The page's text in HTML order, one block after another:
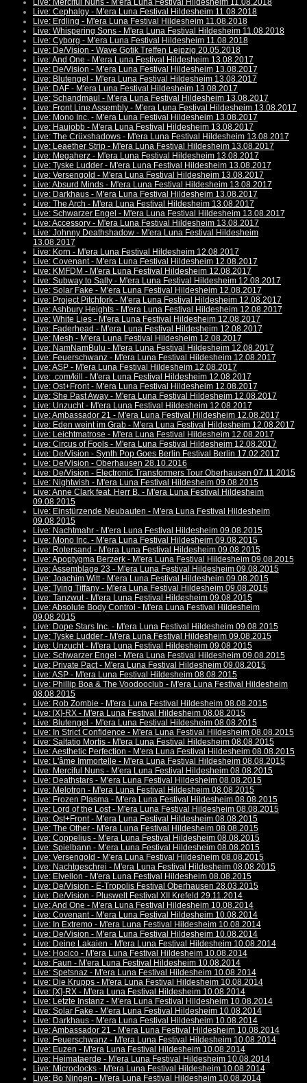
Live: Merciful Nuns - M'era Luna Festival Hildesheim 11.08.2018
Live: Cephalgy - M'era Luna Festival Hildesheim 11.08.2018
Live: Erdling - M'era Luna Festival Hildesheim 11.08.2018
Live: Whispering Sons - M'era Luna Festival Hildesheim 11.08.2018
Live: Cyborg - M'era Luna Festival Hildesheim 11.08.2018
Live: De/Vision - Wave Gotik Treffen Leipzig 20.05.2018
Live: And One - M'era Luna Festival Hildesheim 13.08.2017
Live: De/Vision - M'era Luna Festival Hildesheim 13.08.2017
Live: Blutengel - M'era Luna Festival Hildesheim 13.08.2017
Live: DAF - M'era Luna Festival Hildesheim 13.08.2017
Live: Schandmaul - M'era Luna Festival Hildesheim 13.08.2017
Live: Front Line Assembly - M'era Luna Festival Hildesheim 13.08.2017
Live: Mono Inc. - M'era Luna Festival Hildesheim 13.08.2017
Live: Haujobb - M'era Luna Festival Hildesheim 13.08.2017
Live: The Crüxshadows - M'era Luna Festival Hildesheim 13.08.2017
Live: Leaether Strip - M'era Luna Festival Hildesheim 13.08.2017
Live: Megaherz - M'era Luna Festival Hildesheim 13.08.2017
Live: Tyske Ludder - M'era Luna Festival Hildesheim 13.08.2017
Live: Versengold - M'era Luna Festival Hildesheim 13.08.2017
Live: Absurd Minds - M'era Luna Festival Hildesheim 13.08.2017
Live: Darkhaus - M'era Luna Festival Hildesheim 13.08.2017
Live: The Arch - M'era Luna Festival Hildesheim 13.08.2017
Live: Schwarzer Engel - M'era Luna Festival Hildesheim 13.08.2017
Live: Accessory - M'era Luna Festival Hildesheim 13.08.2017
Live: Johnny Deathshadow - M'era Luna Festival Hildesheim
13.08.2017
Live: Korn - M'era Luna Festival Hildesheim 12.08.2017
Live: Covenant - M'era Luna Festival Hildesheim 12.08.2017
Live: KMFDM - M'era Luna Festival Hildesheim 12.08.2017
Live: Subway to Sally - M'era Luna Festival Hildesheim 12.08.2017
Live: Solar Fake - M'era Luna Festival Hildesheim 12.08.2017
Live: Project Pitchfork - M'era Luna Festival Hildesheim 12.08.2017
Live: Ashbury Heights - M'era Luna Festival Hildesheim 12.08.2017
Live: White Lies - M'era Luna Festival Hildesheim 12.08.2017
Live: Faderhead - M'era Luna Festival Hildesheim 12.08.2017
Live: Mesh - M'era Luna Festival Hildesheim 12.08.2017
Live: NamNamBulu - M'era Luna Festival Hildesheim 12.08.2017
Live: Feuerschwanz - M'era Luna Festival Hildesheim 12.08.2017
Live: ASP - M'era Luna Festival Hildesheim 12.08.2017
Live: .com/kill - M'era Luna Festival Hildesheim 12.08.2017
Live: Ost+Front - M'era Luna Festival Hildesheim 12.08.2017
Live: She Past Away - M'era Luna Festival Hildesheim 12.08.2017
Live: Unzucht - M'era Luna Festival Hildesheim 12.08.2017
Live: Ambassador 21 - M'era Luna Festival Hildesheim 12.08.2017
Live: Eden weint im Grab - M'era Luna Festival Hildesheim 12.08.2017
Live: Leichtmatrose - M'era Luna Festival Hildesheim 12.08.2017
Live: Circus of Fools - M'era Luna Festival Hildesheim 12.08.2017
Live: De/Vision - Synth Pop Goes Berlin Festival Berlin 17.02.2017
Live: De/Vision - Oberhausen 28.10.2016
Live: De/Vision - Electronic Transformers Tour Oberhausen 07.11.2015
Live: Nightwish - M'era Luna Festival Hildesheim 09.08.2015
Live: Anne Clark feat. Herr B. - M'era Luna Festival Hildesheim
09.08.2015
Live: Einstürzende Neubauten - M'era Luna Festival Hildesheim
09.08.2015
Live: Nachtmahr - M'era Luna Festival Hildesheim 09.08.2015
Live: Mono Inc. - M'era Luna Festival Hildesheim 09.08.2015
Live: Rotersand - M'era Luna Festival Hildesheim 09.08.2015
Live: Apoptygma Berzerk - M'era Luna Festival Hildesheim 09.08.2015
Live: Assemblage 23 - M'era Luna Festival Hildesheim 09.08.2015
Live: Joachim Witt - M'era Luna Festival Hildesheim 09.08.2015
Live: Tying Tiffany - M'era Luna Festival Hildesheim 09.08.2015
Live: Tanzwut - M'era Luna Festival Hildesheim 09.08.2015
Live: Absolute Body Control - M'era Luna Festival Hildesheim
09.08.2015
Live: Dope Stars Inc. - M'era Luna Festival Hildesheim 09.08.2015
Live: Tyske Ludder - M'era Luna Festival Hildesheim 09.08.2015
Live: Unzucht - M'era Luna Festival Hildesheim 09.08.2015
Live: Schwarzer Engel - M'era Luna Festival Hildesheim 09.08.2015
Live: Private Pact - M'era Luna Festival Hildesheim 09.08.2015
Live: ASP - M'era Luna Festival Hildesheim 08.08.2015
Live: Phillip Boa & The Voodooclub - M'era Luna Festival Hildesheim
08.08.2015
Live: Rob Zombie - M'era Luna Festival Hildesheim 08.08.2015
Live: [X]-RX - M'era Luna Festival Hildesheim 08.08.2015
Live: Blutengel - M'era Luna Festival Hildesheim 08.08.2015
Live: In Strict Confidence - M'era Luna Festival Hildesheim 08.08.2015
Live: Saltatio Mortis - M'era Luna Festival Hildesheim 08.08.2015
Live: Aesthetic Perfection - M'era Luna Festival Hildesheim 08.08.2015
Live: L'âme Immortelle - M'era Luna Festival Hildesheim 08.08.2015
Live: Merciful Nuns - M'era Luna Festival Hildesheim 08.08.2015
Live: Deathstars - M'era Luna Festival Hildesheim 08.08.2015
Live: Melotron - M'era Luna Festival Hildesheim 08.08.2015
Live: Frozen Plasma - M'era Luna Festival Hildesheim 08.08.2015
Live: Lord of the Lost - M'era Luna Festival Hildesheim 08.08.2015
Live: Ost+Front - M'era Luna Festival Hildesheim 08.08.2015
Live: The Other - M'era Luna Festival Hildesheim 08.08.2015
Live: Coppelius - M'era Luna Festival Hildesheim 08.08.2015
Live: Spielbann - M'era Luna Festival Hildesheim 08.08.2015
Live: Versengold - M'era Luna Festival Hildesheim 08.08.2015
Live: Nachtgeschrei - M'era Luna Festival Hildesheim 08.08.2015
Live: Elvellon - M'era Luna Festival Hildesheim 08.08.2015
Live: De/Vision - E-Tropolis Festival Oberhausen 28.03.2015
Live: De/Vision - Pluswelt Festival XII Krefeld 29.11.2014
Live: And One - M'era Luna Festival Hildesheim 10.08.2014
Live: Covenant - M'era Luna Festival Hildesheim 10.08.2014
Live: In Extremo - M'era Luna Festival Hildesheim 10.08.2014
Live: De/Vision - M'era Luna Festival Hildesheim 10.08.2014
Live: Deine Lakaien - M'era Luna Festival Hildesheim 10.08.2014
Live: Hocico - M'era Luna Festival Hildesheim 10.08.2014
Live: Faun - M'era Luna Festival Hildesheim 10.08.2014
Live: Spetsnaz - M'era Luna Festival Hildesheim 10.08.2014
Live: Die Krupps - M'era Luna Festival Hildesheim 10.08.2014
Live: [X]-RX - M'era Luna Festival Hildesheim 10.08.2014
Live: Letzte Instanz - M'era Luna Festival Hildesheim 10.08.2014
Live: Solar Fake - M'era Luna Festival Hildesheim 10.08.2014
Live: Darkhaus - M'era Luna Festival Hildesheim 10.08.2014
Live: Ambassador 21 - M'era Luna Festival Hildesheim 10.08.2014
Live: Feuerschwanz - M'era Luna Festival Hildesheim 10.08.2014
Live: Euzen - M'era Luna Festival Hildesheim 10.08.2014
Live: Heimataerde - M'era Luna Festival Hildesheim 10.08.2014
Live: Microclocks - M'era Luna Festival Hildesheim 10.08.2014
Live: Bo Ningen - M'era Luna Festival Hildesheim 10.08.2014